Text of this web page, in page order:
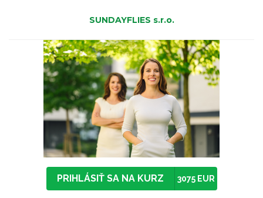
SUNDAYFLIES s.r.o.
PRIHLÁSIŤ SA NA KURZ 3075 EUR